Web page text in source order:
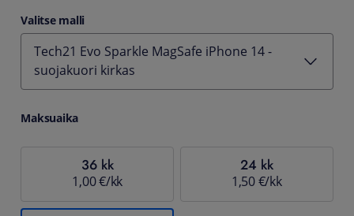
Valitse malli
Tech21 Evo Sparkle MagSafe iPhone 14 -
suojakuori kirkas
Maksuaika
36 kk
1,00 €/kk
24 kk
1,50 €/kk